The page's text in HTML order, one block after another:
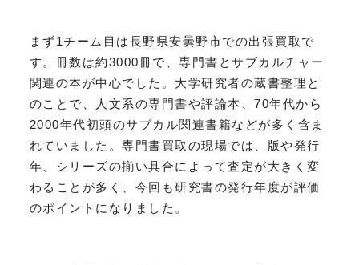
まず1チーム目は長野県安曇野市での出張買取で
す。冊数は約3000冊で、専門書とサブカルチャー
関連の本が中心でした。大学研究者の蔵書整理と
のことで、人文系の専門書や評論本、70年代から
2000年代初頭のサブカル関連書籍などが多く含ま
れていました。専門書買取の現場では、版や発行
年、シリーズの揃い具合によって査定が大きく変
わることが多く、今回も研究書の発行年度が評価
のポイントになりました。